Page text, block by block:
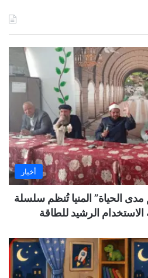
أخبار
مدى الحياة” المنيا تُنظم سلسلة
الاستخدام الرشيد للطاقة